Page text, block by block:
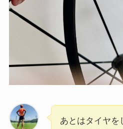
あとはタイヤを